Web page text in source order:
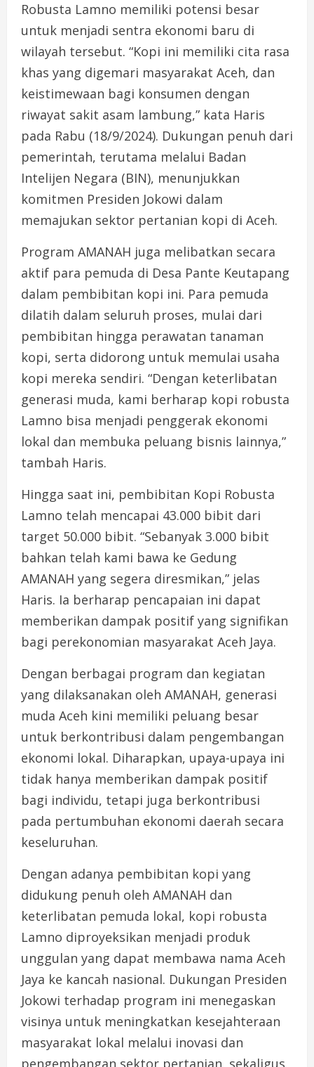
Robusta Lamno memiliki potensi besar
untuk menjadi sentra ekonomi baru di
wilayah tersebut. “Kopi ini memiliki cita rasa
khas yang digemari masyarakat Aceh, dan
keistimewaan bagi konsumen dengan
riwayat sakit asam lambung,” kata Haris
pada Rabu (18/9/2024). Dukungan penuh dari
pemerintah, terutama melalui Badan
Intelijen Negara (BIN), menunjukkan
komitmen Presiden Jokowi dalam
memajukan sektor pertanian kopi di Aceh.
Program AMANAH juga melibatkan secara
aktif para pemuda di Desa Pante Keutapang
dalam pembibitan kopi ini. Para pemuda
dilatih dalam seluruh proses, mulai dari
pembibitan hingga perawatan tanaman
kopi, serta didorong untuk memulai usaha
kopi mereka sendiri. “Dengan keterlibatan
generasi muda, kami berharap kopi robusta
Lamno bisa menjadi penggerak ekonomi
lokal dan membuka peluang bisnis lainnya,”
tambah Haris.
Hingga saat ini, pembibitan Kopi Robusta
Lamno telah mencapai 43.000 bibit dari
target 50.000 bibit. “Sebanyak 3.000 bibit
bahkan telah kami bawa ke Gedung
AMANAH yang segera diresmikan,” jelas
Haris. Ia berharap pencapaian ini dapat
memberikan dampak positif yang signifikan
bagi perekonomian masyarakat Aceh Jaya.
Dengan berbagai program dan kegiatan
yang dilaksanakan oleh AMANAH, generasi
muda Aceh kini memiliki peluang besar
untuk berkontribusi dalam pengembangan
ekonomi lokal. Diharapkan, upaya-upaya ini
tidak hanya memberikan dampak positif
bagi individu, tetapi juga berkontribusi
pada pertumbuhan ekonomi daerah secara
keseluruhan.
Dengan adanya pembibitan kopi yang
didukung penuh oleh AMANAH dan
keterlibatan pemuda lokal, kopi robusta
Lamno diproyeksikan menjadi produk
unggulan yang dapat membawa nama Aceh
Jaya ke kancah nasional. Dukungan Presiden
Jokowi terhadap program ini menegaskan
visinya untuk meningkatkan kesejahteraan
masyarakat lokal melalui inovasi dan
pengembangan sektor pertanian, sekaligus